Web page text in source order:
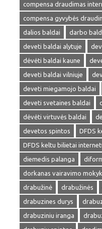
compensa draudimas
compensa gyvybės
dalios baldai
darbo
deveti baldai alytuje
dėvėti baldai kaune
deveti baldai vilniuje
deveti miegamojo baldai
deveti svetaines baldai
dėvėti virtuvės baldai
devetos spintos
DFDS
DFDS keltu bilietai
diemedis palanga
dorkanas vairavimo
drabužinė
drabužinės
drabuzines durys
drabuziniu iranga